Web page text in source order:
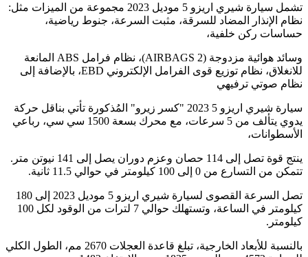
تشمل سيارة شيري اريزو 5 موديل 2023 مجموعة من الميزات مثل:
نظام الإنذار المضاد للسرقة، مثبت السرعة، جنوط رياضية،
حساسات ركن خلفية،
وسائد هوائية مزدوجة (2 AIRBAGS)، نظام فرامل ABS المانعة
للانغلاق، نظام توزيع قوى الفرامل الإلكتروني EBD، بالإضافة إلى
نظام صوتي ترفيهي
سيارة شيري اريزو 5 2023 "كسر زيرو" المُذكورة تأتي بناقل حركة
يدوي يتألف من 5 سرعات، مع محرك بسعة 1500 سي سي، رباعي
الأسطوانات،
ينتج قوة تصل إلى 114 حصان وعزم دوران يصل إلى 141 نيوتن متر.
تتمكن من التسارع من 0 إلى 100 كيلومتر في حوالي 11.5 ثانية.
تصل السرعة القصوى لسيارة شيري اريزو 5 موديل 2023 إلى 180
كيلومتر في الساعة، وتستهلك حوالي 7 لترات من الوقود لكل 100
كيلومتر.
بالنسبة للأبعاد الخارجية، تبلغ قاعدة العجلات 2670 مم، الطول الكلي